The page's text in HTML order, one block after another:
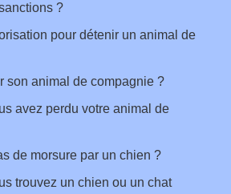
?
pour détenir un animal de
son animal de compagnie ?
avez perdu votre animal de
de morsure par un chien ?
trouvez un chien ou un chat